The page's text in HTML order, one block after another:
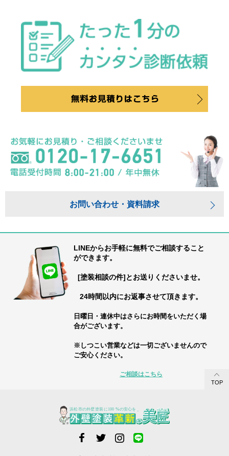
お問い合わせ・資料請求
LINEからお手軽に無料でご相談すること
ができます。
[塗装相談の件]とお送りくださいませ。
24時間以内にお返事させて頂きます。
日曜日・連休中はさらにお時間をいただく場
合がございます。
※しつこい営業などは一切ございませんので
ご安心ください。
ご相談はこちら
TOP